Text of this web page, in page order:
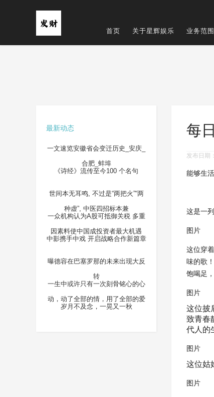
首页 关于星辉娱乐 业务范围
最新动态
一文速览安徽省会变迁历史_安庆_
合肥_蚌埠
《诗经》流传至今100 个名句
世间本无耳鸣, 不过是“两把火”“两
种虚”, 中医四招标本兼
一众机构认为A股可抵御关税 多重
因素料使中国成投资者最大机遇
中影携手中戏 开启战略合作新篇章
曝德容在巴塞罗那的未来出现大反
转
一生中或许只有一次刻骨铭心的心
动，动了全部的情，用了全部的爱
岁月不及念，一晃又一秋
每
发布日期
能够生
——
这是一
图片
这位穿
味的歌
饱喝足
图片
这位披
致青春
代人的
图片
这位姑
图片